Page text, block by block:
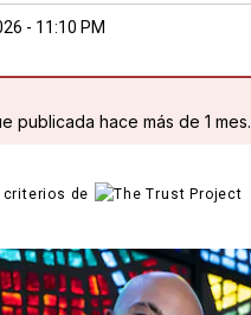
- 11:10 PM
publicada hace más de 1 mes.
criterios de